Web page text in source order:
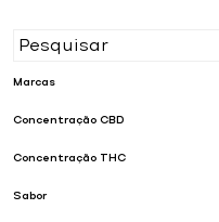
Marcas
Concentração CBD
Concentração THC
Sabor